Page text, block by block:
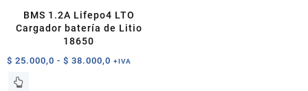
BMS 1.2A Lifepo4 LTO
Cargador batería de Litio
18650
$ 25.000,0 - $ 38.000,0 Rango
+IVA
Este